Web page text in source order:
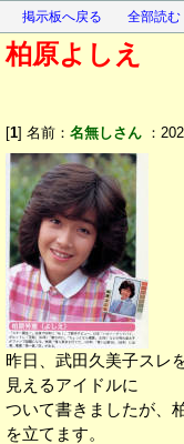
掲示板へ戻る 全部読む
柏原よしえ
[1] 名前： 名無しさん ：
昨日、武田久美子スレ
見えるアイドルに
ついて書きましたが、
を立てます。